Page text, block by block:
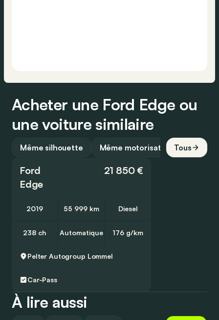
Acheter une Ford Edge ou
une voiture similaire
Même silhouette Même motorisation Tous
Ford
Edge
21 850 €
2019 55 999 km Diesel
238 ch Automatique 176 g/km
Pelter Autogroup Lommel
Car-Pass
À lire aussi